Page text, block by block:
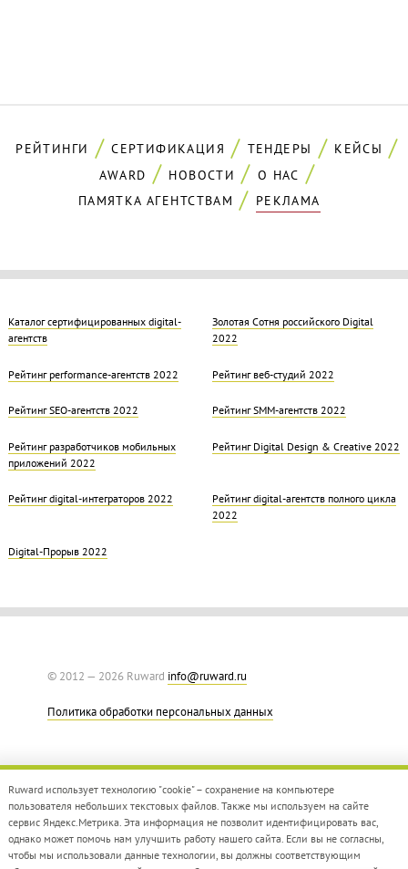
РЕЙТИНГИ СЕРТИФИКАЦИЯ ТЕНДЕРЫ
КЕЙСЫ
AWARD
НОВОСТИ
О НАС
ПАМЯТКА АГЕНТСТВАМ
РЕКЛАМА
Каталог сертифицированных digital-
агентств
Золотая Cотня российского Digital
2022
Рейтинг performance-агентств 2022 Рейтинг веб-студий 2022
Рейтинг SEO-агентств 2022 Рейтинг SMM-агентств 2022
Рейтинг разработчиков мобильных
приложений 2022
Рейтинг Digital Design & Creative 2022
Рейтинг digital-интеграторов 2022
Рейтинг digital-агентств полного цикла
2022
Digital-Прорыв 2022
© 2012 — 2026 Ruward info@ruward.ru
Политика обработки персональных данных
Дизайн –Red Collar
Ruward использует технологию "cookie" – сохранение на компьютере
пользователя небольших текстовых файлов. Также мы используем на сайте
сервис Яндекс.Метрика. Эта информация не позволит идентифицировать вас,
однако может помочь нам улучшить работу нашего сайта. Если вы не согласны,
чтобы мы использовали данные технологии, вы должны соответствующим